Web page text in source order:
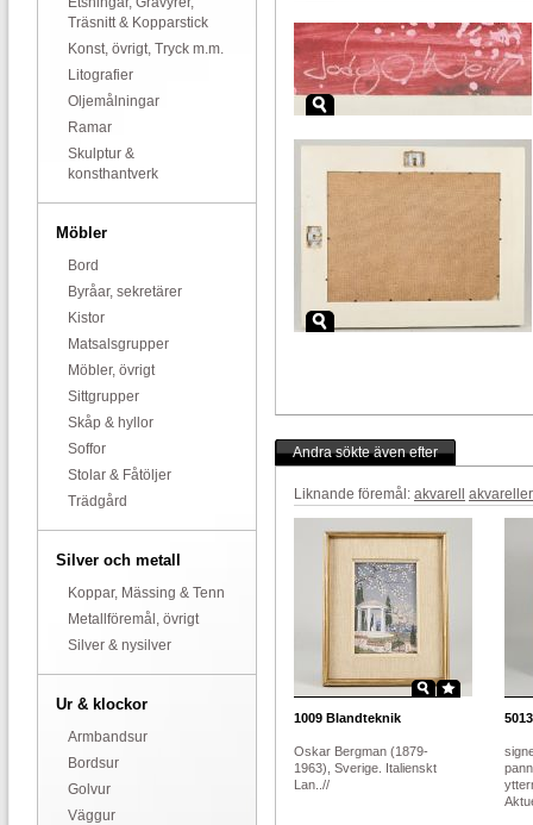
Träsnitt & Kopparstick
Konst, övrigt, Tryck m.m.
Litografier
Oljemålningar
Ramar
Skulptur &
konsthantverk
Möbler
Bord
Byråar, sekretärer
Kistor
Matsalsgrupper
Möbler, övrigt
Sittgrupper
Skåp & hyllor
Soffor
Stolar & Fåtöljer
Trädgård
Silver och metall
Koppar, Mässing & Tenn
Metallföremål, övrigt
Silver & nysilver
Ur & klockor
Armbandsur
Bordsur
Golvur
Väggur
Andra sökte även efter
Liknande föremål: akvarell akvareller
1009 Blandteknik
Oskar Bergman (1879-
1963), Sverige. Italienskt
Lan..//
5013